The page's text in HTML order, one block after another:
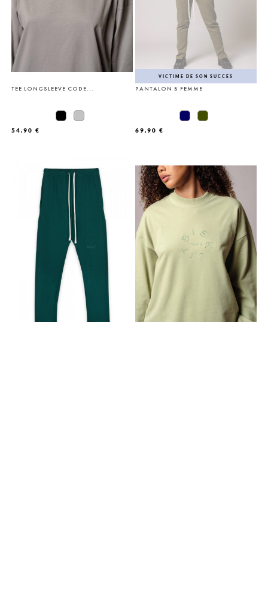
TEE LONGSLEEVE CODE...
54,90 €
VICTIME DE SON SUCCÈS
PANTALON B FEMME
69,90 €